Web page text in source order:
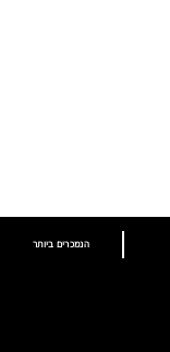
הנמכרים ביותר